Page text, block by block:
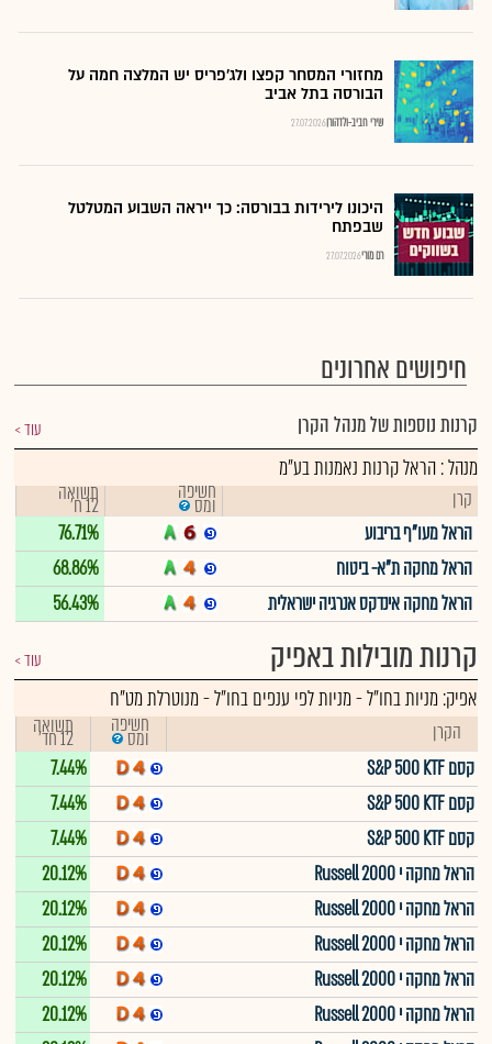
מחזורי המסחר קפצו ולג'פריס יש המלצה חמה על
הבורסה בתל אביב
27.07.2026שירי חביב-ולדהורן
היכונו לירידות בבורסה: כך ייראה השבוע המטלטל
שבפתח
27.07.2026רם מורי
חיפושים אחרונים
קרנות נוספות של מנהל הקרן עוד
מנהל : הראל קרנות נאמנות בע"מ
קרן חשיפה
ומס תשואה
12 ח'
הראל מעו"ף בריבוע
76.71%
הראל מחקה ת"א- ביטוח
68.86%
הראל מחקה אינדקס אנרגיה ישראלית
56.43%
קרנות מובילות באפיק עוד
אפיק:מניות בחו"ל-מניות לפי ענפים בחו"ל - מנוטרלת מט"ח
הקרן חשיפה
ומס תשואה
12 חד'
קסם S&P 500 KTF
7.44%
קסם S&P 500 KTF
7.44%
קסם S&P 500 KTF
7.44%
הראל מחקה י Russell 2000
20.12%
הראל מחקה י Russell 2000
20.12%
הראל מחקה י Russell 2000
20.12%
הראל מחקה י Russell 2000
20.12%
הראל מחקה י Russell 2000
20.12%